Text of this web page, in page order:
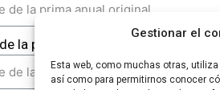
Gestionar el
Esta web, como muchas otras,
así como para permitirnos conocer
la prima anual actualizada